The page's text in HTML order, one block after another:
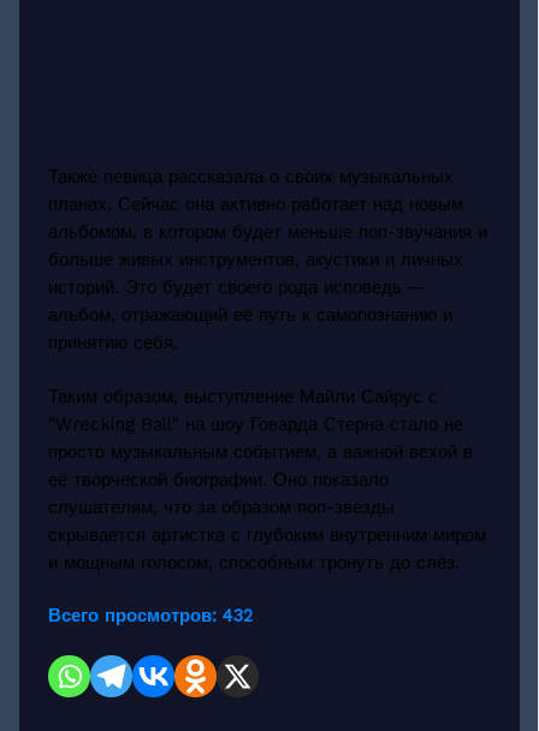
Также певица рассказала о своих музыкальных
планах. Сейчас она активно работает над новым
альбомом, в котором будет меньше поп-звучания и
больше живых инструментов, акустики и личных
историй. Это будет своего рода исповедь —
альбом, отражающий её путь к самопознанию и
принятию себя.
Таким образом, выступление Майли Сайрус с
"Wrecking Ball" на шоу Говарда Стерна стало не
просто музыкальным событием, а важной вехой в
её творческой биографии. Оно показало
слушателям, что за образом поп-звезды
скрывается артистка с глубоким внутренним миром
и мощным голосом, способным тронуть до слёз.
Всего просмотров: 432